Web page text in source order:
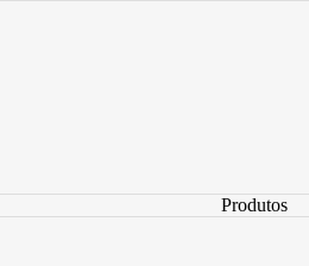
Produtos